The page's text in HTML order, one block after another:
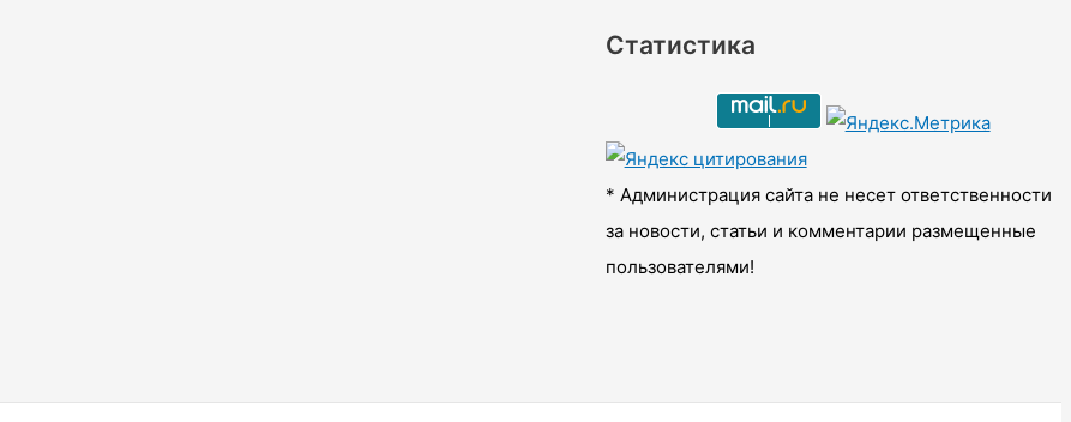
х
ы
Статистика
* Администрация сайта не несет ответственности
за новости, статьи и комментарии размещенные
пользователями!